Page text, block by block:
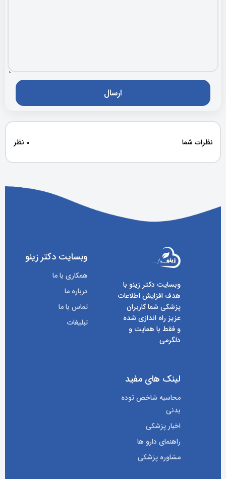
نظرات شما 0 نظر
وبسایت دکتر زینو با
هدف افزایش اطلاعات
پزشکی شما کاربران
عزیز راه اندازی شده
و فقط با همایت و
دلگرمی
وبسایت دکتر زینو
همکاری با ما
درباره ما
تماس با ما
تبلیغات
لینک های مفید
محاسبه شاخص توده
بدنی
اخبار پزشکی
راهنمای دارو ها
مشاوره پزشکی